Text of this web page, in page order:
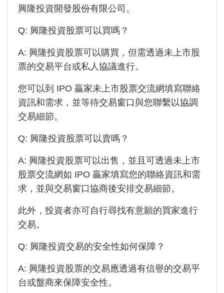
興隆投資開發股份有限公司 。
Q: 興隆投資股票可以買嗎？
A: 興隆投資股票可以購買，但需透過未上市股
票的交易平台或私人協議進行。
您可以到 IPO 贏家未上市股票交流網填寫聯絡
資訊和需求，並等待交易窗口與您聯繫以協調
交易細節。
Q: 興隆投資股票可以賣嗎？
A: 興隆投資股票可以出售，並且可透過未上市
股票交流網如 IPO 贏家填寫您的聯絡資訊和需
求，並與交易窗口協商後安排交易細節。
此外，投資者亦可自行尋找有意願的買家進行
交易。
Q: 興隆投資交易的安全性如何保障？
A: 興隆投資股票的交易應透過有信譽的交易平
台或盤商來保障安全性。